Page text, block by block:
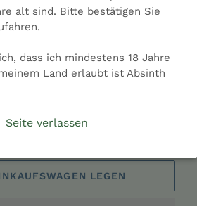
alt sind. Bitte bestätigen Sie
dass ich mindestens 18 Jahre
Land erlaubt ist Absinth
Seite verlassen
Paul Devoille
LEGEN